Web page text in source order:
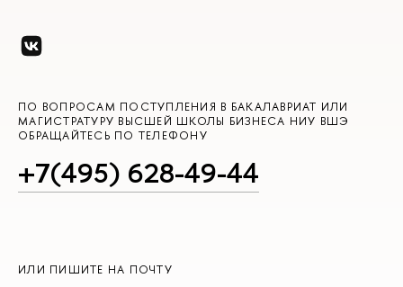
ПО ВОПРОСАМ ПОСТУПЛЕНИЯ В БАКАЛАВРИАТ ИЛИ
МАГИСТРАТУРУ ВЫСШЕЙ ШКОЛЫ БИЗНЕСА НИУ ВШЭ
ОБРАЩАЙТЕСЬ ПО ТЕЛЕФОНУ
+7(495) 628-49-44
ИЛИ ПИШИТЕ НА ПОЧТУ